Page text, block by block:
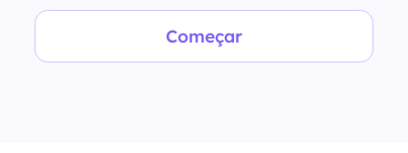
Começar